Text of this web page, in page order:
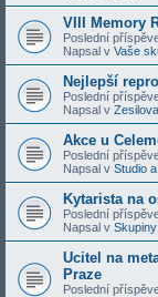
VIII Memory
Poslední
Napsal v Vaše
Nejlepší
Poslední
Napsal v
Akce u
Poslední
Napsal v Studio
Kytarista na
Poslední
Napsal v
Ucitel na
Praze
Poslední